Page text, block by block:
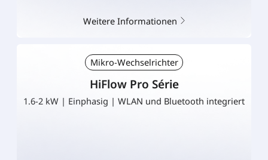
Weitere Informationen
Mikro-Wechselrichter
HiFlow Pro Série
1.6-2 kW | Einphasig | WLAN und Bluetooth integriert